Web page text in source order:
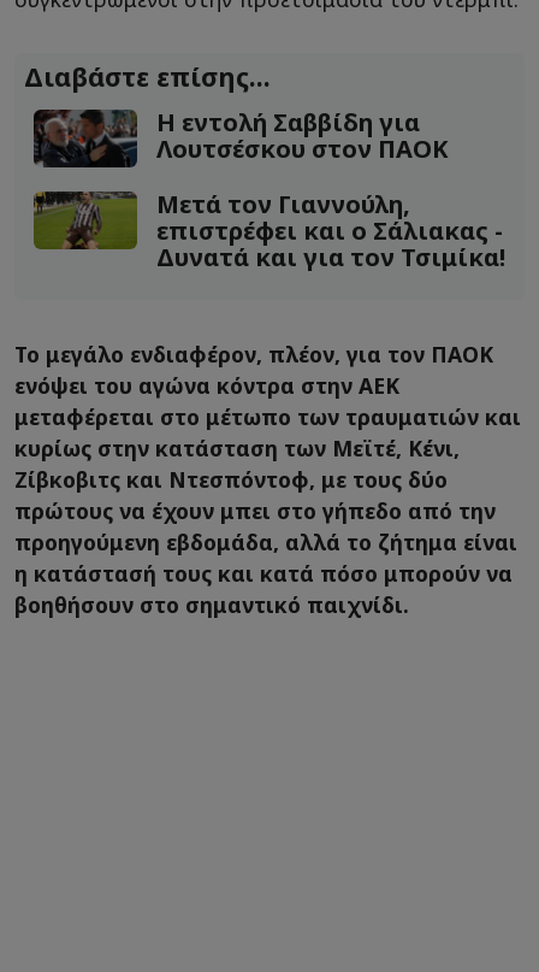
Διαβάστε επίσης...
Η εντολή Σαββίδη για
Λουτσέσκου στον ΠΑΟΚ
Μετά τον Γιαννούλη,
επιστρέφει και ο Σάλιακας -
Δυνατά και για τον Τσιμίκα!
Το μεγάλο ενδιαφέρον, πλέον, για τον ΠΑΟΚ
ενόψει του αγώνα κόντρα στην ΑΕΚ
μεταφέρεται στο μέτωπο των τραυματιών και
κυρίως στην κατάσταση των Μεϊτέ, Κένι,
Ζίβκοβιτς και Ντεσπόντοφ, με τους δύο
πρώτους να έχουν μπει στο γήπεδο από την
προηγούμενη εβδομάδα, αλλά το ζήτημα είναι
η κατάστασή τους και κατά πόσο μπορούν να
βοηθήσουν στο σημαντικό παιχνίδι.